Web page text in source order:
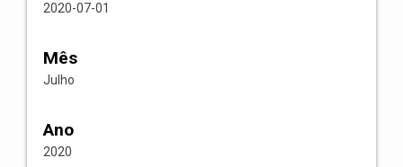
2020-07-01
Mês
Julho
Ano
2020